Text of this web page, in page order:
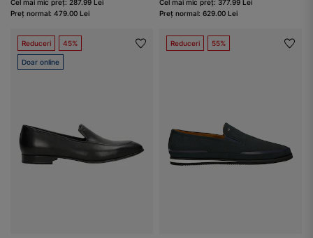
Cel mai mic preț: 287.99 Lei
Preț normal: 479.00 Lei
Cel mai mic preț: 377.99 Lei
Preț normal: 629.00 Lei
Reduceri 45%
Doar online
Reduceri 55%